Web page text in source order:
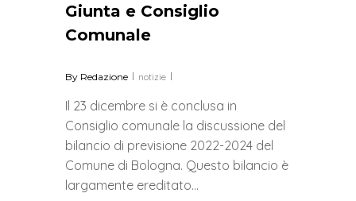
Giunta e Consiglio
Comunale
By Redazione notizie
Il 23 dicembre si è conclusa in
Consiglio comunale la discussione del
bilancio di previsione 2022-2024 del
Comune di Bologna. Questo bilancio è
largamente ereditato…